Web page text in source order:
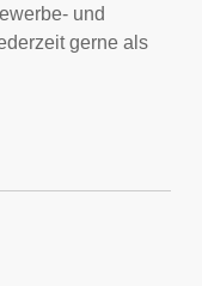
und
gerne als